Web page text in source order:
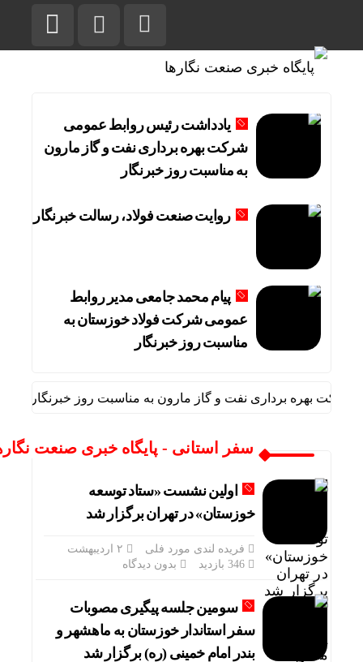
یادداشت رئیس روابط عمومی
شرکت بهره برداری نفت و گاز مارون
به مناسبت روز خبرنگار
روایت صنعت فولاد،‌ رسالت خبرنگار
پیام محمد جامعی مدیر روابط
عمومی شرکت فولاد خوزستان به
مناسبت روز خبرنگار
بهره برداری نفت و گاز مارون به مناسبت روز خبرنگار
سفر استانی - پایگاه خبری صنعت
اولین نشست «ستاد توسعه
خوزستان» در تهران برگزار شد
فریده لندی مورد فلی
بدون دیدگاه
سومین جلسه پیگیری مصوبات
سفر استاندار خوزستان به ماهشهر و
بندر امام خمینی (ره) برگزار شد